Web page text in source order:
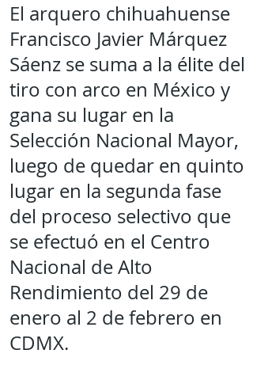
El arquero chihuahuense
Francisco Javier Márquez
Sáenz se suma a la élite del
tiro con arco en México y
gana su lugar en la
Selección Nacional Mayor,
luego de quedar en quinto
lugar en la segunda fase
del proceso selectivo que
se efectuó en el Centro
Nacional de Alto
Rendimiento del 29 de
enero al 2 de febrero en
CDMX.